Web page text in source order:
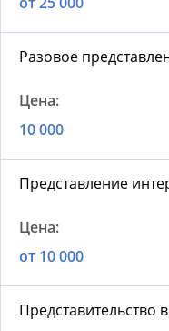
Разовое
10 000
Представление
от 10 000
Представительство